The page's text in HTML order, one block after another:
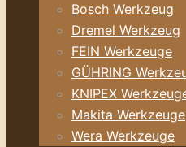
Bosch Werkzeug
Dremel Werkzeug
FEIN Werkzeuge
GÜHRING
KNIPEX
Makita Werkzeuge
Wera Werkzeuge